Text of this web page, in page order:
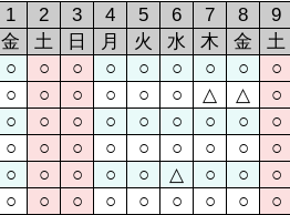
1 2 3 4 5 6 7 8
9
金
土 日 月 火 水 木 金
土
○ ○ ○ ○ ○ ○ ○ ○
○
○ ○ ○ ○ ○ ○ △ △
○
○ ○ ○ ○ ○ ○ ○ ○
○
○ ○ ○ ○ ○ ○ ○ ○
○
○ ○ ○ ○ ○ △ ○ ○
○
○ ○ ○ ○ ○ ○ ○ ○
○